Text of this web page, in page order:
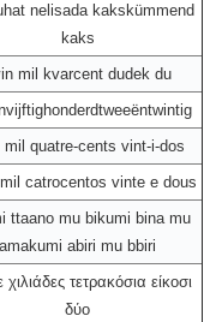
nelisada kakskümmend
kaks
mil kvarcent dudek du
mil quatre-cents vint-i-dos
catrocentos vinte e dous
ttaano mu bikumi bina mu
amakumi abiri mu bbiri
χιλιάδες τετρακόσια είκοσι
δύο